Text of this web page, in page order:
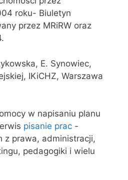
roku- Biuletyn
przez MRiRW oraz
E. Synowiec,
IKiCHZ, Warszawa
w napisaniu planu
pisanie prac -
z prawa, administracji,
pedagogiki i wielu